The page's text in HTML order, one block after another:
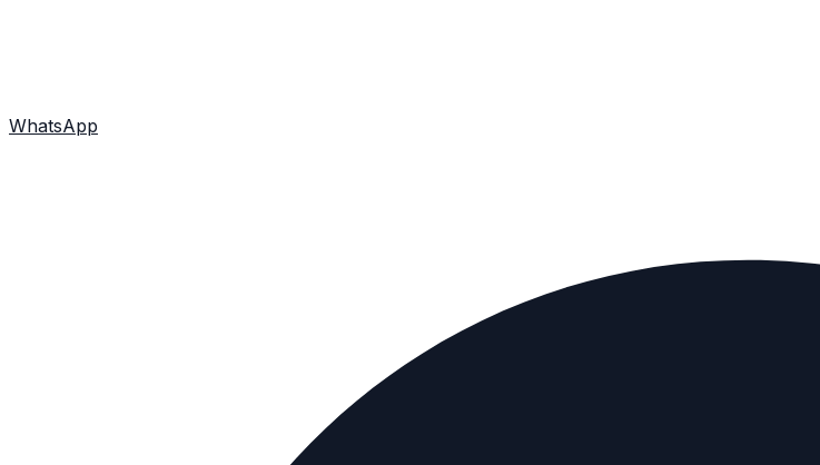
WhatsApp